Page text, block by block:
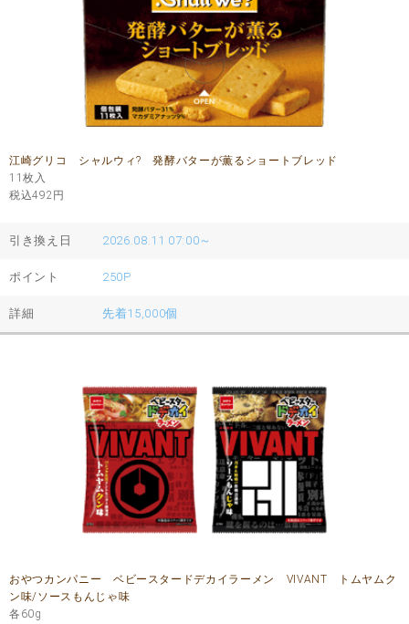
江崎グリコ シャルウィ? 発酵バターが薫るショートブレッド
11枚入
税込492 円
引き換え日 2026.08.11 07:00～
ポイント 250P
詳細 先着15,000個
おやつカンパニー ベビースタードデカイラーメン VIVANT トムヤムク
ン味/ソースもんじゃ味
各60g